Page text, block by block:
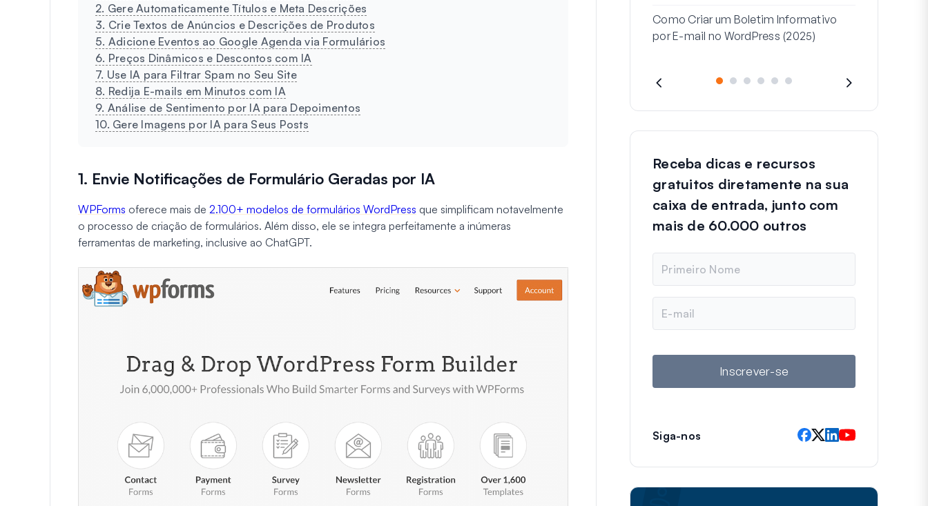
2. Gere Automaticamente Títulos e Meta Descrições
3. Crie Textos de Anúncios e Descrições de Produtos
5. Adicione Eventos ao Google Agenda via Formulários
6. Preços Dinâmicos e Descontos com IA
7. Use IA para Filtrar Spam no Seu Site
8. Redija E-mails em Minutos com IA
9. Análise de Sentimento por IA para Depoimentos
10. Gere Imagens por IA para Seus Posts
1. Envie Notificações de Formulário Geradas por IA
WPForms oferece mais de 2.100+ modelos de formulários WordPress que simplificam notavelmente
o processo de criação de formulários. Além disso, ele se integra perfeitamente a inúmeras
ferramentas de marketing, inclusive ao ChatGPT.
Como Criar um Boletim Informativo
por E-mail no WordPress (2025)
Receba dicas e recursos
gratuitos diretamente na sua
caixa de entrada, junto com
mais de 60.000 outros
m
e
m
i
Inscrever-se
Siga-nos